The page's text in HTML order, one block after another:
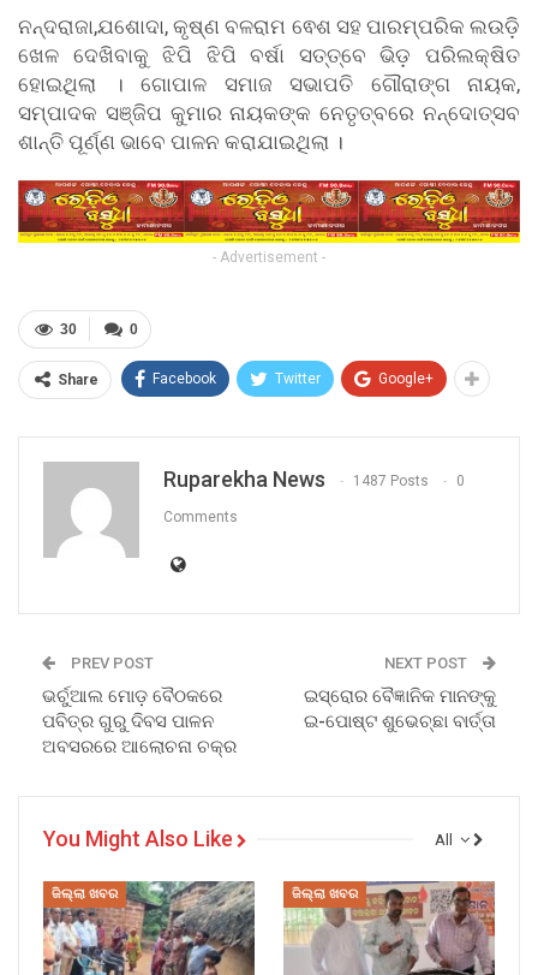
ନନ୍ଦରାଜା,ଯଶୋଦା, କୃଷ୍ଣ ବଳରାମ ଵେଶ ସହ ପାରମ୍ପରିକ ଲଉଡ଼ି
ଖେଳ ଦେଖିବାକୁ ଝିପି ଝିପି ବର୍ଷା ସତ୍ତ୍ବେ ଭିଡ଼ ପରିଲକ୍ଷିତ
ହୋଇଥିଲା । ଗୋପାଳ ସମାଜ ସଭାପତି ଗୌରାଙ୍ଗ ନାୟକ,
ସମ୍ପାଦକ ସଞ୍ଜିପ କୁମାର ନାୟକଙ୍କ ନେତୃତ୍ବରେ ନନ୍ଦୋତ୍ସବ
ଶାନ୍ତି ପୂର୍ଣ୍ଣ ଭାବେ ପାଳନ କରାଯାଇଥିଲା ।
- Advertisement -
0
30
Share Facebook Twitter Google+
Ruparekha News 1487 Posts 0
Comments
PREV POST
ଭର୍ଚୁଆଲ ମୋଡ଼ ବୈଠକରେ
ପବିତ୍ର ଗୁରୁ ଦିବସ ପାଳନ
ଅବସରରେ ଆଲୋଚନା ଚକ୍ର
NEXT POST
ଇସ୍ରୋର ବୈଜ୍ଞାନିକ ମାନଙ୍କୁ
ଇ-ପୋଷ୍ଟ ଶୁଭେଚ୍ଛା ବାର୍ତ୍ତା
All
You Might Also Like
ଜିଲ୍ଲା ଖବର ଜିଲ୍ଲା ଖବର